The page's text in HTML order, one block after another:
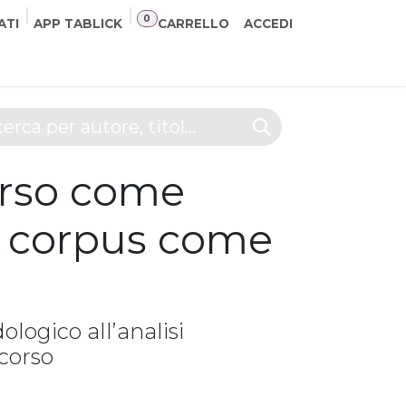
APP TABLICK CARRELLO
0 ACCEDI
come
come
all’analisi